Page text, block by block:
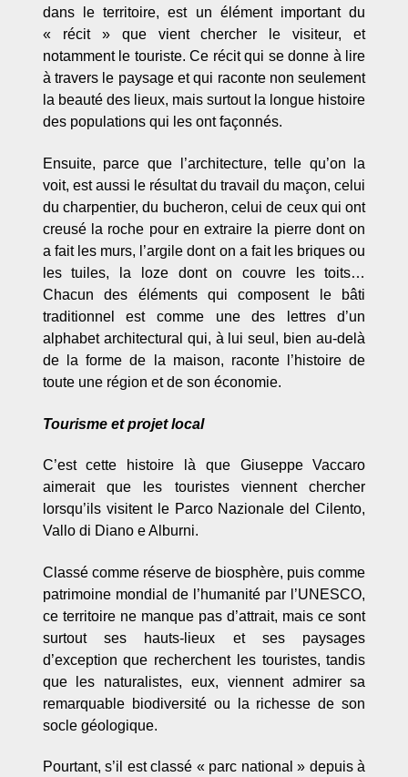
dans le territoire, est un élément important du
« récit » que vient chercher le visiteur, et
notamment le touriste. Ce récit qui se donne à lire
à travers le paysage et qui raconte non seulement
la beauté des lieux, mais surtout la longue histoire
des populations qui les ont façonnés.
Ensuite, parce que l’architecture, telle qu’on la
voit, est aussi le résultat du travail du maçon, celui
du charpentier, du bucheron, celui de ceux qui ont
creusé la roche pour en extraire la pierre dont on
a fait les murs, l’argile dont on a fait les briques ou
les tuiles, la loze dont on couvre les toits…
Chacun des éléments qui composent le bâti
traditionnel est comme une des lettres d’un
alphabet architectural qui, à lui seul, bien au-delà
de la forme de la maison, raconte l’histoire de
toute une région et de son économie.
Tourisme et projet local
C’est cette histoire là que Giuseppe Vaccaro
aimerait que les touristes viennent chercher
lorsqu’ils visitent le Parco Nazionale del Cilento,
Vallo di Diano e Alburni.
Classé comme réserve de biosphère, puis comme
patrimoine mondial de l’humanité par l’UNESCO,
ce territoire ne manque pas d’attrait, mais ce sont
surtout ses hauts-lieux et ses paysages
d’exception que recherchent les touristes, tandis
que les naturalistes, eux, viennent admirer sa
remarquable biodiversité ou la richesse de son
socle géologique.
Pourtant, s’il est classé « parc national » depuis à